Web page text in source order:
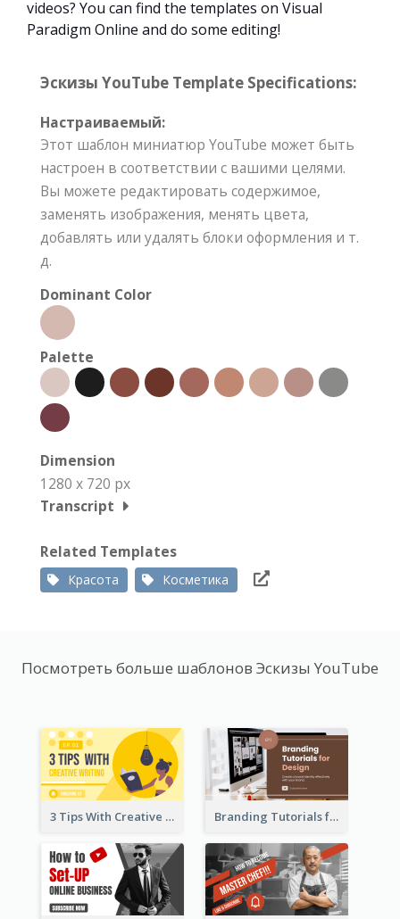
videos? You can find the templates on Visual
Paradigm Online and do some editing!
Эскизы YouTube Template Specifications:
Настраиваемый:
Этот шаблон миниатюр YouTube может быть
настроен в соответствии с вашими целями.
Вы можете редактировать содержимое,
заменять изображения, менять цвета,
добавлять или удалять блоки оформления и т.
д.
Dominant Color
Palette
Dimension
1280 x 720 px
Transcript
Related Templates
Красота Косметика
Посмотреть больше шаблонов Эскизы YouTube
3 Tips With Creative Writing Youtube Thumbnails Branding Tutorials for Design Youtube Thumbnail